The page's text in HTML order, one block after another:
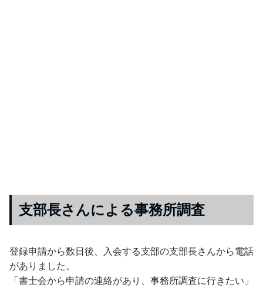
支部長さんによる事務所調査
登録申請から数日後、入会する支部の支部長さんから電話
がありました。
「書士会から申請の連絡があり、事務所調査に行きたい」